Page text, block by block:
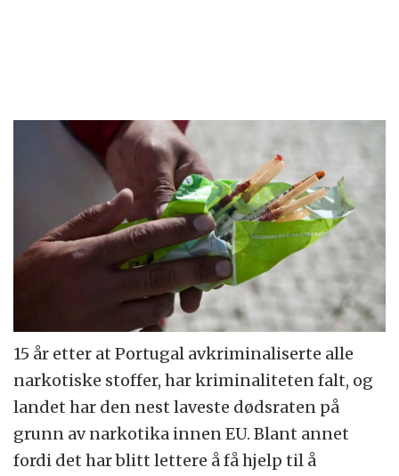
15 år etter at Portugal avkriminaliserte alle
narkotiske stoffer, har kriminaliteten falt, og
landet har den nest laveste dødsraten på
grunn av narkotika innen EU. Blant annet
fordi det har blitt lettere å få hjelp til å